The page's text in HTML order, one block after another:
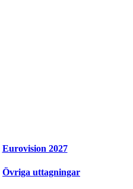
Eurovision 2027
Övriga uttagningar